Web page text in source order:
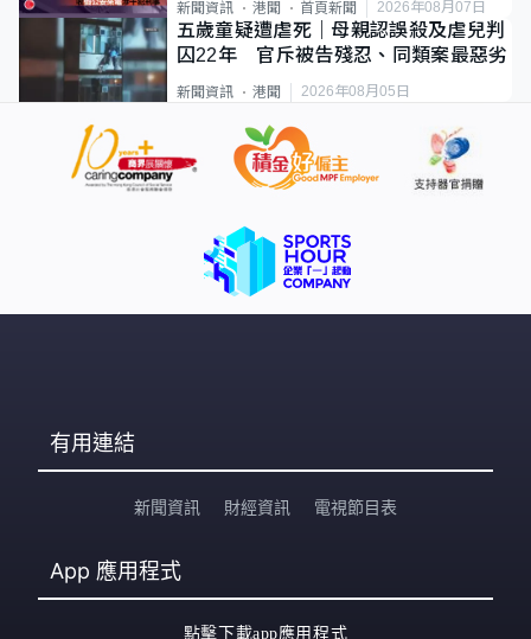
新聞資訊 港聞 首頁新聞 2026年08月07日
五歲童疑遭虐死｜母親認誤殺及虐兒判
囚22年 官斥被告殘忍、同類案最惡劣
新聞資訊 港聞 2026年08月05日
有用連結
新聞資訊 財經資訊 電視節目表
App 應用程式
點擊下載app應用程式